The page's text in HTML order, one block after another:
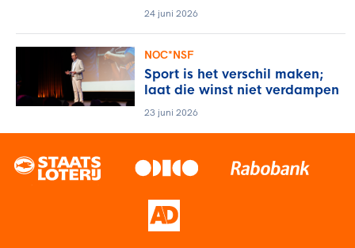
24 juni 2026
NOC*NSF
Sport is het verschil maken;
laat die winst niet verdampen
23 juni 2026